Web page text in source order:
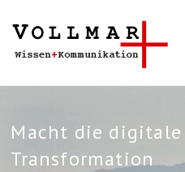
Macht die digitale
Transformation